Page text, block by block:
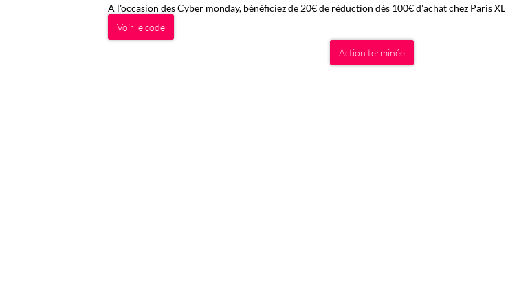
A l'occasion des Cyber monday, bénéficiez de 20€ de réduction dès 100€ d'achat chez Paris XL
Voir le code
Action terminée